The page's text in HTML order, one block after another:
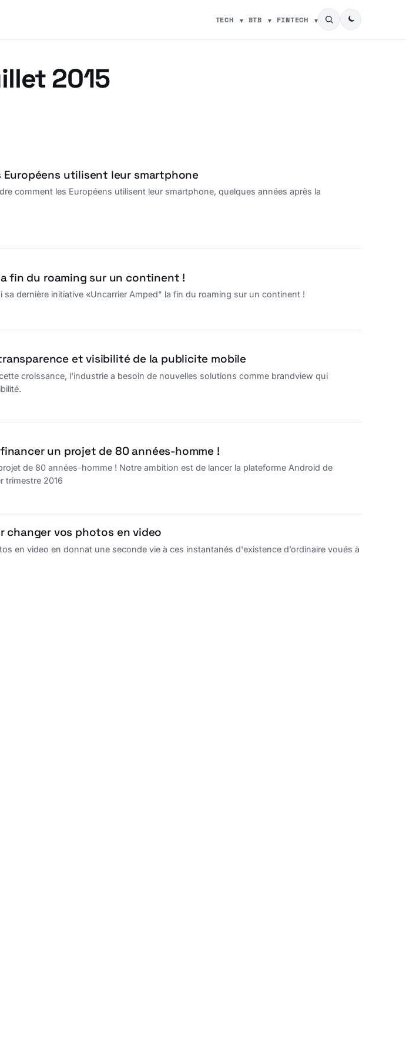
TECH BTB FINTECH
2015
utilisent leur smartphone
comment les Européens utilisent leur smartphone, quelques années après la
la fin du roaming sur un continent !
dernière initiative «Uncarrier Amped" la fin du roaming sur un continent !
et visibilité de la publicite mobile
croissance, l'industrie a besoin de nouvelles solutions comme brandview qui
un projet de 80 années-homme !
de 80 années-homme ! Notre ambition est de lancer la plateforme Android de
trimestre 2016
changer vos photos en video
en video en donnat une seconde vie à ces instantanés d'existence d’ordinaire voués à